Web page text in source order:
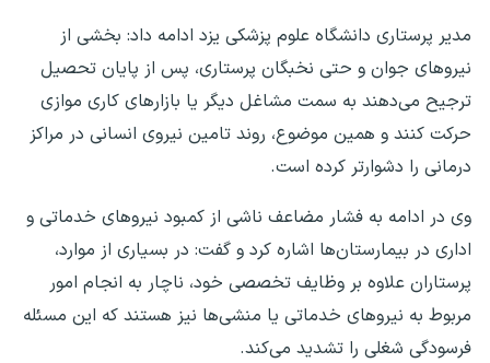
مدیر پرستاری دانشگاه علوم پزشکی یزد ادامه داد: بخشی از
نیروهای جوان و حتی نخبگان پرستاری، پس از پایان تحصیل
ترجیح می‌دهند به سمت مشاغل دیگر یا بازارهای کاری موازی
حرکت کنند و همین موضوع، روند تامین نیروی انسانی در مراکز
درمانی را دشوارتر کرده است.
وی در ادامه به فشار مضاعف ناشی از کمبود نیروهای خدماتی و
اداری در بیمارستان‌ها اشاره کرد و گفت: در بسیاری از موارد،
پرستاران علاوه بر وظایف تخصصی خود، ناچار به انجام امور
مربوط به نیروهای خدماتی یا منشی‌ها نیز هستند که این مسئله
فرسودگی شغلی را تشدید می‌کند.